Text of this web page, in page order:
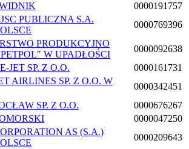
0000191757
PUBLICZNA S.A.
0000769396
PRODUKCYJNO
W UPADŁOŚCI
0000092638
JET SP. Z O.O.
0000161731
AIRLINES SP. Z O.O. W
0000342451
SP. Z O.O.
0000676267
0000047250
AS (S.A.)
0000209643